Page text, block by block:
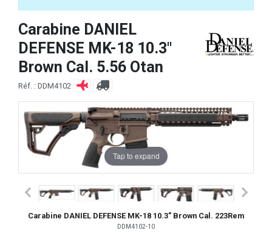
Carabine DANIEL
DEFENSE MK-18 10.3"
Brown Cal. 5.56 Otan
Réf. : DDM4102
Tap to expand
Carabine DANIEL DEFENSE MK-18 10.3" Brown Cal. 223Rem
DDM4102-10